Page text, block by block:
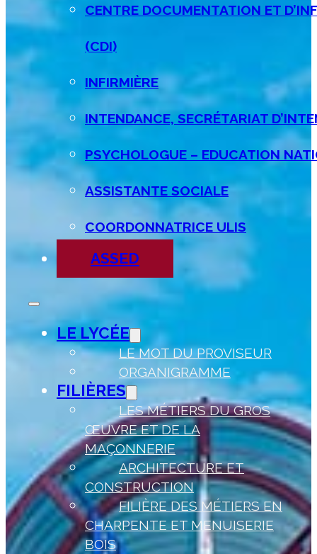
CENTRE DOCUMENTATION ET
(CDI)
INFIRMIÈRE
INTENDANCE, SECRÉTARIAT
PSYCHOLOGUE – EDUCATION
ASSISTANTE SOCIALE
COORDONNATRICE ULIS
ASSED
LE LYCÉE
LE MOT DU PROVISEUR
ORGANIGRAMME
FILIÈRES
LES MÉTIERS DU GROS
ŒUVRE ET DE LA
MAÇONNERIE
ARCHITECTURE ET
CONSTRUCTION
FILIÈRE DES MÉTIERS EN
CHARPENTE ET MENUISERIE
BOIS